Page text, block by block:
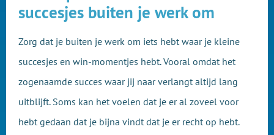
succesjes buiten je werk om
Zorg dat je buiten je werk om iets hebt waar je kleine
succesjes en win-momentjes hebt. Vooral omdat het
zogenaamde succes waar jij naar verlangt altijd lang
uitblijft. Soms kan het voelen dat je er al zoveel voor
hebt gedaan dat je bijna vindt dat je er recht op hebt.